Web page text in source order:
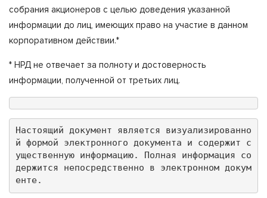
собрания акционеров с целью доведения указанной
информации до лиц, имеющих право на участие в данном
корпоративном действии.*
* НРД не отвечает за полноту и достоверность
информации, полученной от третьих лиц.
Настоящий документ является визуализированно
й формой электронного документа и содержит с
ущественную информацию. Полная информация со
держится непосредственно в электронном докум
енте.